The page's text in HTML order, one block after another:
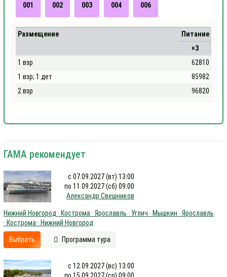
001 002 003 004 006
Размещение
Питание
×3
1 взр
62810
1 взр; 1 дет
85982
2 взр
96820
ГАМА рекомендует
с 07.09.2027 (вт) 13:00
по 11.09.2027 (сб) 09:00
Александр Свешников
Нижний Новгород · Кострома · Ярославль · Углич · Мышкин · Ярославль
· Кострома · Нижний Новгород
Выбрать Программа тура
с 12.09.2027 (вс) 13:00